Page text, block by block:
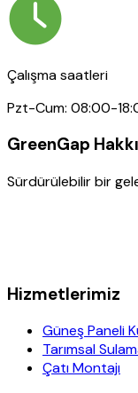
Çalışma saatleri
Pzt-Cum: 08:00-
GreenGap
Sürdürülebilir bir
Hizmetlerimiz
Güneş Paneli
Tarımsal
Çatı Montajı